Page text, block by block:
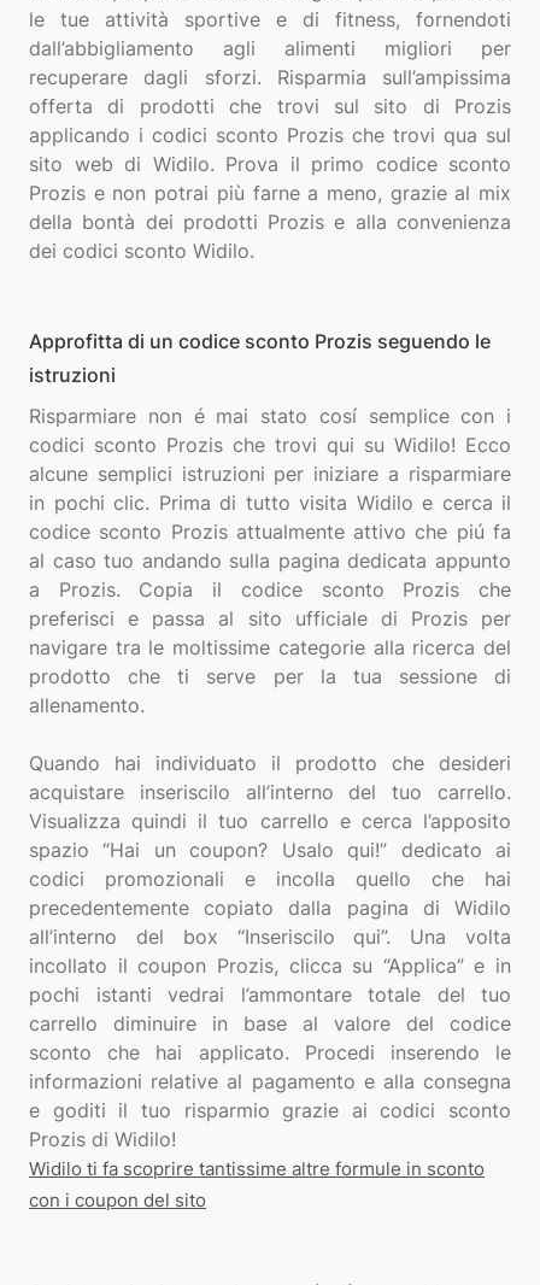
le tue attività sportive e di fitness, fornendoti
dall’abbigliamento agli alimenti migliori per
recuperare dagli sforzi. Risparmia sull’ampissima
offerta di prodotti che trovi sul sito di Prozis
applicando i codici sconto Prozis che trovi qua sul
sito web di Widilo. Prova il primo codice sconto
Prozis e non potrai più farne a meno, grazie al mix
della bontà dei prodotti Prozis e alla convenienza
Approfitta di un codice sconto Prozis seguendo le
istruzioni
Risparmiare non é mai stato cosí semplice con i
codici sconto Prozis che trovi qui su Widilo! Ecco
alcune semplici istruzioni per iniziare a risparmiare
in pochi clic. Prima di tutto visita Widilo e cerca il
codice sconto Prozis attualmente attivo che piú fa
al caso tuo andando sulla pagina dedicata appunto
a Prozis. Copia il codice sconto Prozis che
preferisci e passa al sito ufficiale di Prozis per
navigare tra le moltissime categorie alla ricerca del
prodotto che ti serve per la tua sessione di
allenamento.
Quando hai individuato il prodotto che desideri
acquistare inseriscilo all’interno del tuo carrello.
Visualizza quindi il tuo carrello e cerca l’apposito
spazio “Hai un coupon? Usalo qui!” dedicato ai
codici promozionali e incolla quello che hai
precedentemente copiato dalla pagina di Widilo
all’interno del box “Inseriscilo qui”. Una volta
incollato il coupon Prozis, clicca su “Applica” e in
pochi istanti vedrai l’ammontare totale del tuo
carrello diminuire in base al valore del codice
sconto che hai applicato. Procedi inserendo le
informazioni relative al pagamento e alla consegna
e goditi il tuo risparmio grazie ai codici sconto
Widilo ti fa scoprire tantissime altre formule in sconto
con i coupon del sito